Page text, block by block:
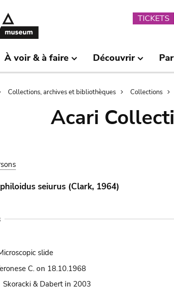
TICKETS
À voir & à faire Découvrir
Collections, archives et bibliothèques Collections
Acari
seiurus (Clark, 1964)
slide
C. on 18.10.1968
Skoracki & Dabert in 2003